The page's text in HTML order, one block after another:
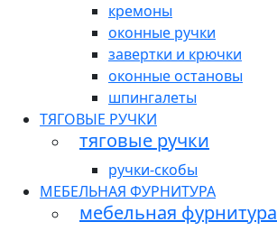
кремоны
оконные ручки
завертки и крючки
оконные остановы
шпингалеты
ТЯГОВЫЕ РУЧКИ
тяговые ручки
ручки-скобы
МЕБЕЛЬНАЯ ФУРНИТУРА
мебельная фурнитура